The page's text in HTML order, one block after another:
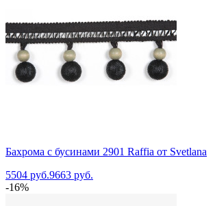
Бахрома с бусинами 2901 Raffia от Svetlana
5504 руб.9663 руб.
-16%